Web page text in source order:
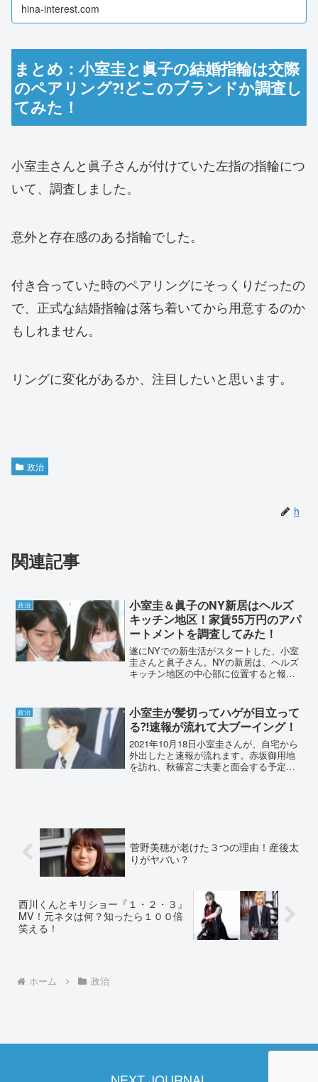
婚...
hina-interest.com
まとめ：小室圭と眞子の結婚指輪は交際
のペアリング⁈どこのブランドか調査し
てみた！
小室圭さんと眞子さんが付けていた左指の指輪につ
いて、調査しました。
意外と存在感のある指輪でした。
付き合っていた時のペアリングにそっくりだったの
で、正式な結婚指輪は落ち着いてから用意するのか
もしれません。
リングに変化があるか、注目したいと思います。
政治
h
関連記事
政治
小室圭＆眞子のNY新居はヘルズ
キッチン地区！家賃55万円のアパ
ートメントを調査してみた！
遂にNYでの新生活がスタートした、小室
圭さんと眞子さん。NYの新居は、ヘルズ
キッチン地区の中心部に位置すると報道
られています。2人の新婚生活はどうなる
のでしょうか？詳し...
政治
小室圭が髪切ってハゲが目立って
る⁈速報が流れて大ブーイング！
2021年10月18日小室圭さんが、自宅から
外出したと速報が流れます。赤坂御用地
を訪れ、秋篠宮ご夫妻と面会する予定。
菅野美穂が老けた３つの理由！産後太
りがヤバい？
西川くんとキリショー『１・２・３』
MV！元ネタは何？知ったら１００倍
笑える！
ホーム 政治